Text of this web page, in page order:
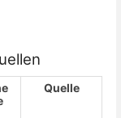
Quelle